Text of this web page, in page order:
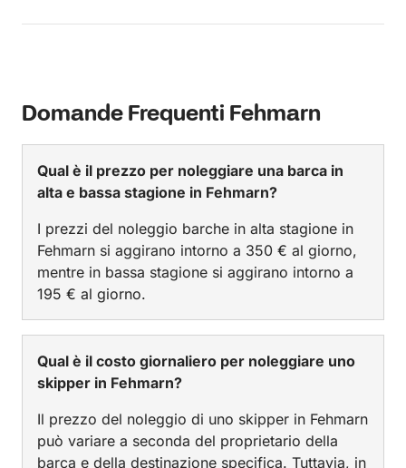
Domande Frequenti Fehmarn
Qual è il prezzo per noleggiare una barca in
alta e bassa stagione in Fehmarn?
I prezzi del noleggio barche in alta stagione in
Fehmarn si aggirano intorno a 350 € al giorno,
mentre in bassa stagione si aggirano intorno a
195 € al giorno.
Qual è il costo giornaliero per noleggiare uno
skipper in Fehmarn?
Il prezzo del noleggio di uno skipper in Fehmarn
può variare a seconda del proprietario della
barca e della destinazione specifica. Tuttavia, in